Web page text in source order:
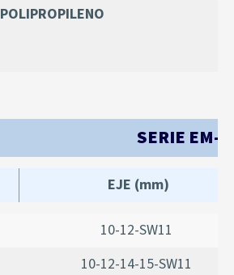
POLIPROPILENO
SERIE EM-
EJE (mm)
10-12-SW11
10-12-14-15-SW11